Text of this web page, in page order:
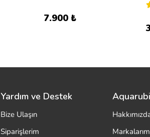
7.900 ₺
Yardım ve Destek
Bize Ulaşın
Siparişlerim